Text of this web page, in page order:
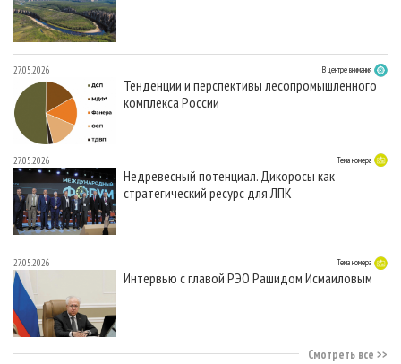
27.05.2026 В центре внимания
Тенденции и перспективы лесопромышленного
комплекса России
27.05.2026 Тема номера
Недревесный потенциал. Дикоросы как
стратегический ресурс для ЛПК
27.05.2026 Тема номера
Интервью с главой РЭО Рашидом Исмаиловым
Смотреть все